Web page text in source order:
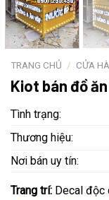
TRANG CHỦ / CỬA
Kiot bán đồ
Tình trạng:
Thương hiệu:
Nơi bán uy tín:
Trang trí: Decal độc